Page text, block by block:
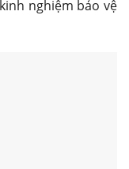
nghiệm bảo vệ